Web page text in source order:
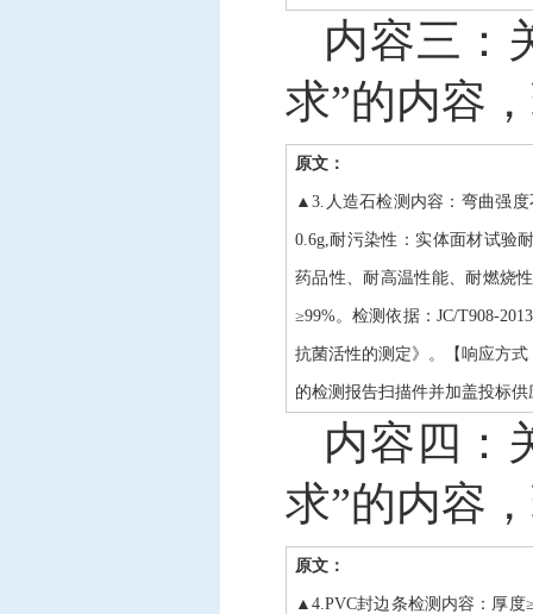
内容三：
求”的内容
原文：
▲3.人造石检测内容：弯曲强度
0.6g,耐污染性：实体面材试验
药品性、耐高温性能、耐燃烧
≥99%。检测依据：JC/T908-
抗菌活性的测定》。【响应方
的检测报告扫描件并加盖投标
内容四：
求”的内容
原文：
▲4.PVC封边条检测内容：厚度